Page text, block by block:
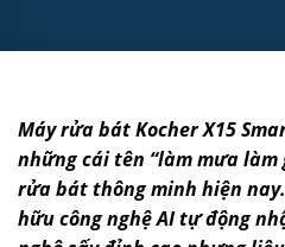
Máy rửa bát Kocher X15
những cái tên “làm mưa làm
rửa bát thông minh hiện
hữu công nghệ AI tự động